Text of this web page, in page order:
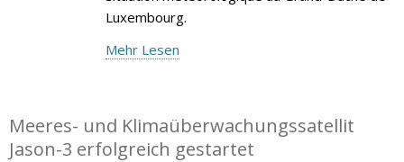
Luxembourg.
Mehr Lesen
Meeres- und Klimaüberwachungssatellit
Jason-3 erfolgreich gestartet